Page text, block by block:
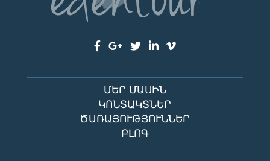
ՄԵՐ ՄԱՍԻՆ
ԿՈՆՏԱԿՏՆԵՐ
ԾԱՌԱՅՈՒԹՅՈՒՆՆԵՐ
ԲԼՈԳ